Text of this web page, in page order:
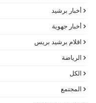
أخبار برشيد
أخبار جهوية
اقلام برشيد بريس
الرياضة
الكل
المجتمع